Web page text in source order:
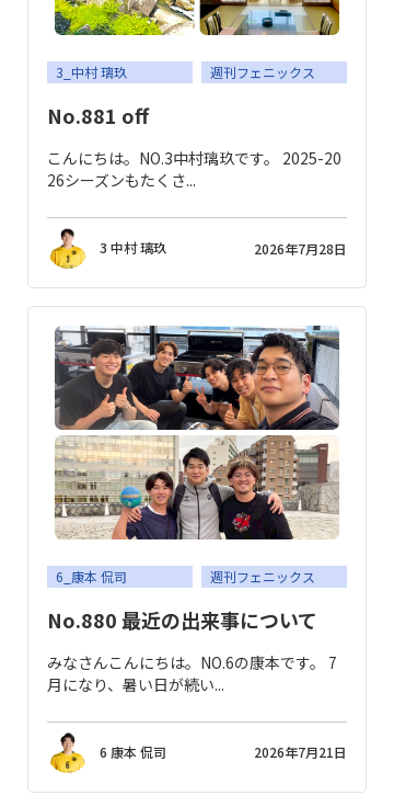
3_中村 璃玖 週刊フェニックス
No.881 off
こんにちは。NO.3中村璃玖です。 2025-20
26シーズンもたくさ...
3 中村 璃玖 2026年7月28日
6_康本 侃司 週刊フェニックス
No.880 最近の出来事について
みなさんこんにちは。NO.6の康本です。 7
月になり、暑い日が続い...
6 康本 侃司 2026年7月21日